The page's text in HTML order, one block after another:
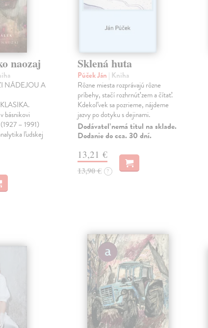
naozaj
NÁDEJOU A
básnikovi
– 1991)
ľudskej
Sklená huta
Púček Ján | Kniha
Rôzne miesta rozprávajú rôzne
príbehy, stačí rozhrnúť zem a čítať.
Kdekoľvek sa pozrieme, nájdeme
jazvy po dotyku s dejinami.
Dodávateľ nemá titul na sklade.
Dodanie do cca. 30 dní.
13,21 €
13,90 € ?